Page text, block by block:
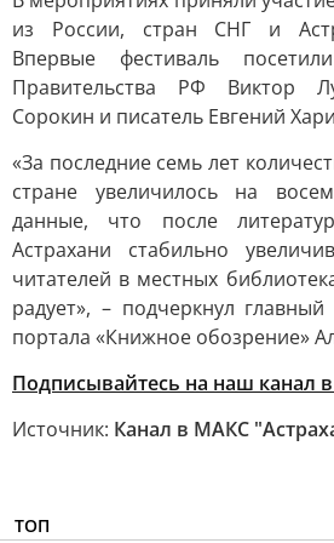
из России, стран СНГ и
Впервые фестиваль
Правительства РФ Виктор
Сорокин и писатель Евгений
«За последние семь лет
стране увеличилось на
данные, что после
Астрахани стабильно
читателей в местных
радует», – подчеркнул
портала «Книжное обозрение»
Подписывайтесь на наш канал
Источник: Канал в МАКС
ТОП